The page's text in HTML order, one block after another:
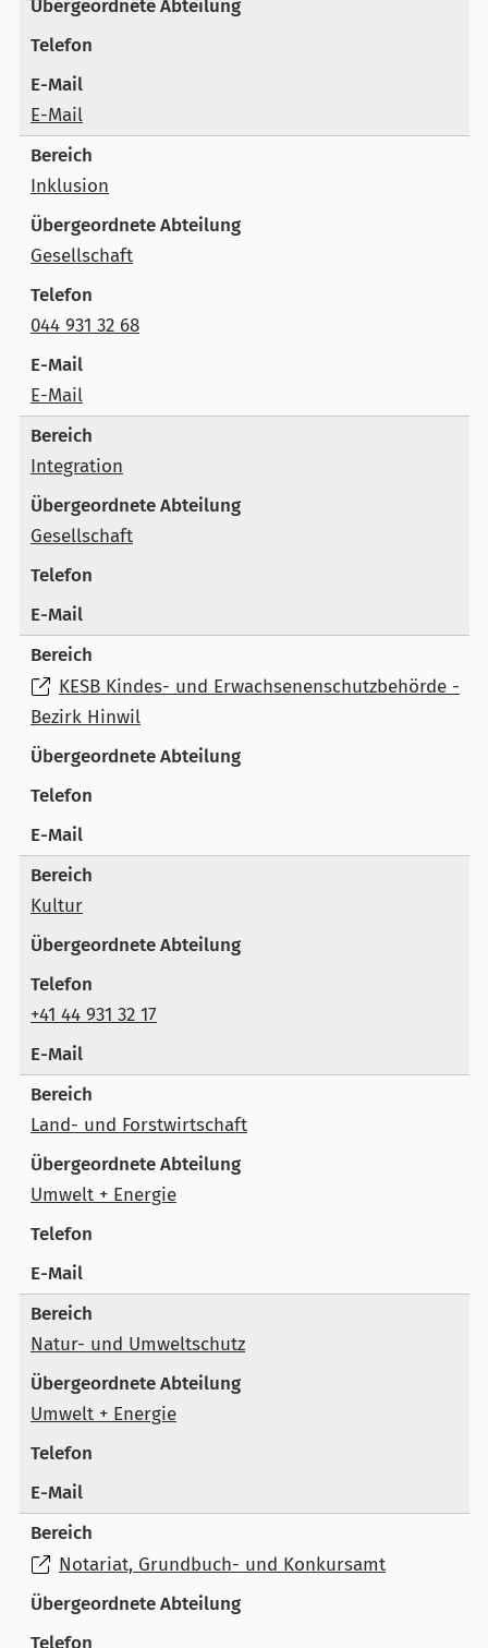
E-Mail
Inklusion
Gesellschaft
044 931 32 68
E-Mail
Integration
Gesellschaft
KESB Kindes- und Erwachsenenschutzbehörde -
Bezirk Hinwil
Kultur
+41 44 931 32 17
Land- und Forstwirtschaft
Umwelt + Energie
Natur- und Umweltschutz
Umwelt + Energie
Notariat, Grundbuch- und Konkursamt